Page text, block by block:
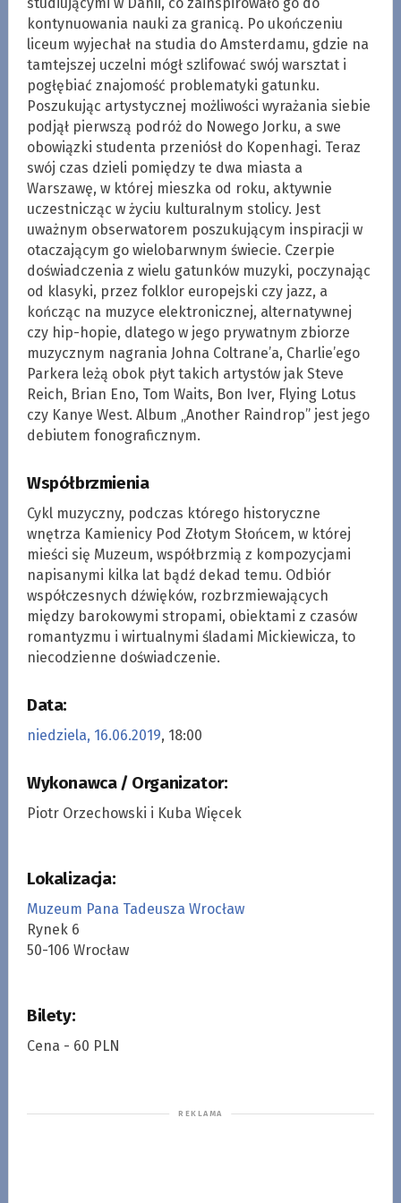
kontynuowania nauki za granicą. Po ukończeniu
liceum wyjechał na studia do Amsterdamu, gdzie na
tamtejszej uczelni mógł szlifować swój warsztat i
pogłębiać znajomość problematyki gatunku.
Poszukując artystycznej możliwości wyrażania siebie
podjął pierwszą podróż do Nowego Jorku, a swe
obowiązki studenta przeniósł do Kopenhagi. Teraz
swój czas dzieli pomiędzy te dwa miasta a
Warszawę, w której mieszka od roku, aktywnie
uczestnicząc w życiu kulturalnym stolicy. Jest
uważnym obserwatorem poszukującym inspiracji w
otaczającym go wielobarwnym świecie. Czerpie
doświadczenia z wielu gatunków muzyki, poczynając
od klasyki, przez folklor europejski czy jazz, a
kończąc na muzyce elektronicznej, alternatywnej
czy hip-hopie, dlatego w jego prywatnym zbiorze
muzycznym nagrania Johna Coltrane’a, Charlie’ego
Parkera leżą obok płyt takich artystów jak Steve
Reich, Brian Eno, Tom Waits, Bon Iver, Flying Lotus
czy Kanye West. Album „Another Raindrop” jest jego
debiutem fonograficznym.
Współbrzmienia
Cykl muzyczny, podczas którego historyczne
wnętrza Kamienicy Pod Złotym Słońcem, w której
mieści się Muzeum, współbrzmią z kompozycjami
napisanymi kilka lat bądź dekad temu. Odbiór
współczesnych dźwięków, rozbrzmiewających
między barokowymi stropami, obiektami z czasów
romantyzmu i wirtualnymi śladami Mickiewicza, to
niecodzienne doświadczenie.
Data:
niedziela, 16.06.2019, 18:00
Wykonawca / Organizator:
Piotr Orzechowski i Kuba Więcek
Lokalizacja:
Muzeum Pana Tadeusza Wrocław
Rynek 6
50-106 Wrocław
Bilety:
Cena - 60 PLN